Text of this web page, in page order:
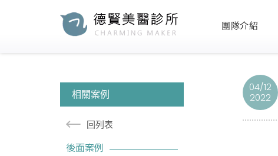
團隊介紹
相關案例
回列表
後面案例
04/12
2022